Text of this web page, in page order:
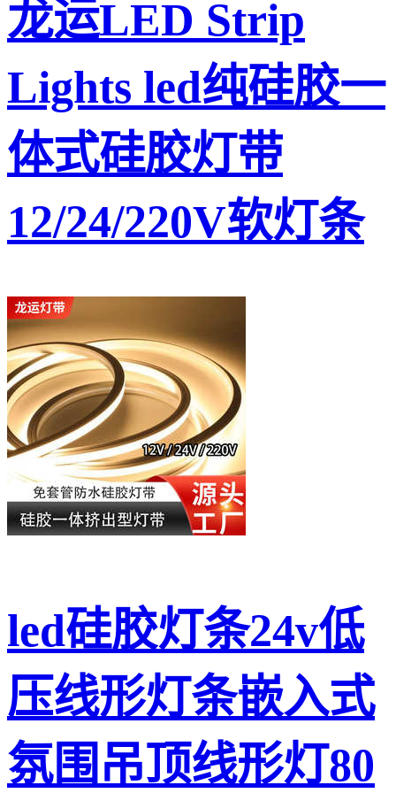
龙运LED Strip
Lights led纯硅胶一
体式硅胶灯带
12/24/220V软灯条
led硅胶灯条24v低
压线形灯条嵌入式
氛围吊顶线形灯80